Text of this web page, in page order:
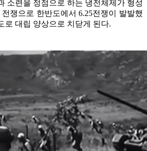
소련을 정점으로 하는 냉전체제가 형성
쟁으로 한반도에서 6.25전쟁이 발발했
로 대립 양상으로 치닫게 된다.